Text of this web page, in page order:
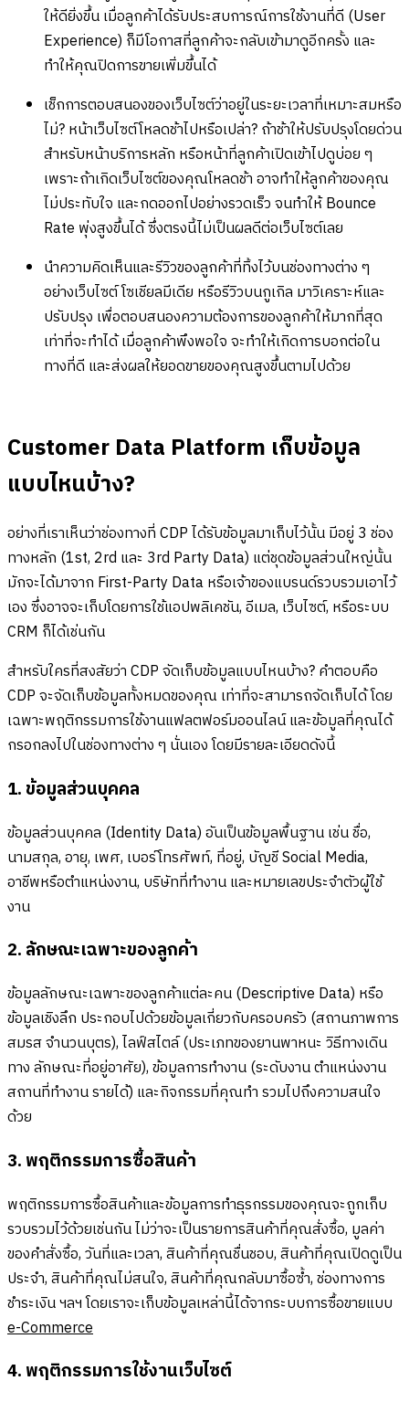
ให้ดียิ่งขึ้น เมื่อลูกค้าได้รับประสบการณ์การใช้งานที่ดี (User
Experience) ก็มีโอกาสที่ลูกค้าจะกลับเข้ามาดูอีกครั้ง และ
ทำให้คุณปิดการขายเพิ่มขึ้นได้
เช็กการตอบสนองของเว็บไซต์ว่าอยู่ในระยะเวลาที่เหมาะสมหรือ
ไม่? หน้าเว็บไซต์โหลดช้าไปหรือเปล่า? ถ้าช้าให้ปรับปรุงโดยด่วน
สำหรับหน้าบริการหลัก หรือหน้าที่ลูกค้าเปิดเข้าไปดูบ่อย ๆ
เพราะถ้าเกิดเว็บไซต์ของคุณโหลดช้า อาจทำให้ลูกค้าของคุณ
ไม่ประทับใจ และกดออกไปอย่างรวดเร็ว จนทำให้ Bounce
Rate พุ่งสูงขึ้นได้ ซึ่งตรงนี้ไม่เป็นผลดีต่อเว็บไซต์เลย
นำความคิดเห็นและรีวิวของลูกค้าที่ทิ้งไว้บนช่องทางต่าง ๆ
อย่างเว็บไซต์ โซเชียลมีเดีย หรือรีวิวบนกูเกิล มาวิเคราะห์และ
ปรับปรุง เพื่อตอบสนองความต้องการของลูกค้าให้มากที่สุด
เท่าที่จะทำได้ เมื่อลูกค้าพึงพอใจ จะทำให้เกิดการบอกต่อใน
ทางที่ดี และส่งผลให้ยอดขายของคุณสูงขึ้นตามไปด้วย
Customer Data Platform เก็บข้อมูล
แบบไหนบ้าง?
อย่างที่เราเห็นว่าช่องทางที่ CDP ได้รับข้อมูลมาเก็บไว้นั้น มีอยู่ 3 ช่อง
ทางหลัก (1st, 2rd และ 3rd Party Data) แต่ชุดข้อมูลส่วนใหญ่นั้น
มักจะได้มาจาก First-Party Data หรือเจ้าของแบรนด์รวบรวมเอาไว้
เอง ซึ่งอาจจะเก็บโดยการใช้แอปพลิเคชัน, อีเมล, เว็บไซต์, หรือระบบ
CRM ก็ได้เช่นกัน
สำหรับใครที่สงสัยว่า CDP จัดเก็บข้อมูลแบบไหนบ้าง? คำตอบคือ
CDP จะจัดเก็บข้อมูลทั้งหมดของคุณ เท่าที่จะสามารถจัดเก็บได้ โดย
เฉพาะพฤติกรรมการใช้งานแฟลตฟอร์มออนไลน์ และข้อมูลที่คุณได้
กรอกลงไปในช่องทางต่าง ๆ นั่นเอง โดยมีรายละเอียดดังนี้
1. ข้อมูลส่วนบุคคล
ข้อมูลส่วนบุคคล (Identity Data) อันเป็นข้อมูลพื้นฐาน เช่น ชื่อ,
นามสกุล, อายุ, เพศ, เบอร์โทรศัพท์, ที่อยู่, บัญชี Social Media,
อาชีพหรือตำแหน่งงาน, บริษัทที่ทำงาน และหมายเลขประจำตัวผู้ใช้
งาน
2. ลักษณะเฉพาะของลูกค้า
ข้อมูลลักษณะเฉพาะของลูกค้าแต่ละคน (Descriptive Data) หรือ
ข้อมูลเชิงลึก ประกอบไปด้วยข้อมูลเกี่ยวกับครอบครัว (สถานภาพการ
สมรส จำนวนบุตร), ไลฟ์สไตล์ (ประเภทของยานพาหนะ วิธีทางเดิน
ทาง ลักษณะที่อยู่อาศัย), ข้อมูลการทำงาน (ระดับงาน ตำแหน่งงาน
สถานที่ทำงาน รายได้) และกิจกรรมที่คุณทำ รวมไปถึงความสนใจ
ด้วย
3. พฤติกรรมการซื้อสินค้า
พฤติกรรมการซื้อสินค้าและข้อมูลการทำธุรกรรมของคุณจะถูกเก็บ
รวบรวมไว้ด้วยเช่นกัน ไม่ว่าจะเป็นรายการสินค้าที่คุณสั่งซื้อ, มูลค่า
ของคำสั่งซื้อ, วันที่และเวลา, สินค้าที่คุณชื่นชอบ, สินค้าที่คุณเปิดดูเป็น
ประจำ, สินค้าที่คุณไม่สนใจ, สินค้าที่คุณกลับมาซื้อซ้ำ, ช่องทางการ
ชำระเงิน ฯลฯ โดยเราจะเก็บข้อมูลเหล่านี้ได้จากระบบการซื้อขายแบบ
e-Commerce
4. พฤติกรรมการใช้งานเว็บไซต์